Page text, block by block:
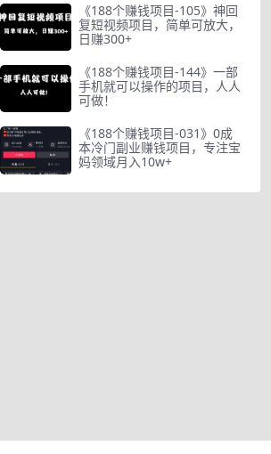
《188个赚钱项目-105》神回
复短视频项目，简单可放大，
日赚300+
《188个赚钱项目-144》一部
手机就可以操作的项目，人人
可做！
《188个赚钱项目-031》0成
本冷门副业赚钱项目，专注宝
妈领域月入10w+